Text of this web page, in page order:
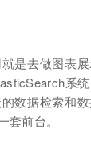
是去做图表
系
数据检索和
套前台。